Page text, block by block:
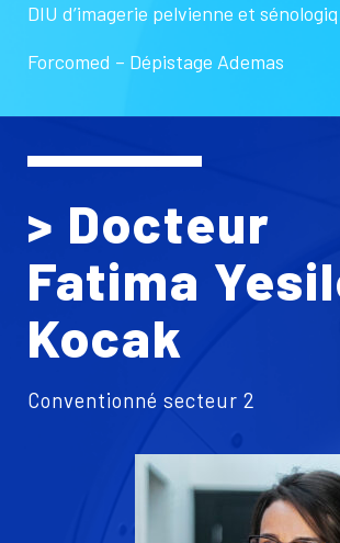
DIU d’imagerie pelvienne et
Forcomed – Dépistage Ademas
> Docteur
Fatima
Kocak
Conventionné secteur 2